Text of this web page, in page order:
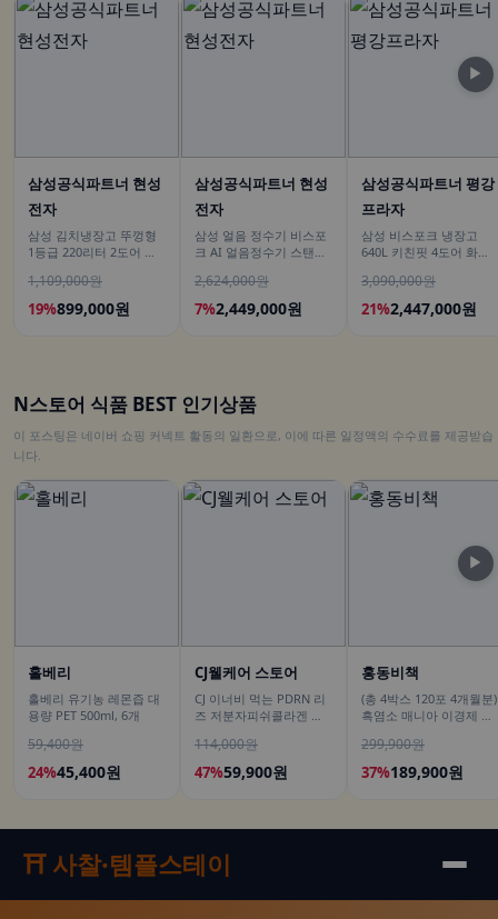
삼성공식파트너 현성
전자
삼성 김치냉장고 뚜껑형
1등급 220리터 2도어 소
1,109,000원
19%899,000원
삼성공식파트너 현성
전자
삼성 얼음 정수기 비스포
크 AI 얼음정수기 스탠드
수 냉온 정수
2,624,000원
7%2,449,000원
삼성공식파트너 평강
프라자
삼성 비스포크 냉장고
640L 키친핏 4도어 화이
3,090,000원
21%2,447,000원
▶
N스토어 식품 BEST 인기상품
이 포스팅은 네이버 쇼핑 커넥트 활동의 일환으로, 이에 따른 일정액의 수수료를 제공받습
니다.
홀베리
홀베리 유기농 레몬즙 대
용량 PET 500ml, 6개
59,400원
24%45,400원
CJ웰케어 스토어
CJ 이너비 먹는 PDRN 리
즈 저분자피쉬콜라겐 히
14포, 3개
114,000원
47%59,900원
홍동비책
(총 4박스 120포 4개월분)
흑염소 매니아 이경제 흑
국내산 이경재 30포
15ml, 4개
299,900원
37%189,900원
▶
⛩️ 사찰·템플스테이